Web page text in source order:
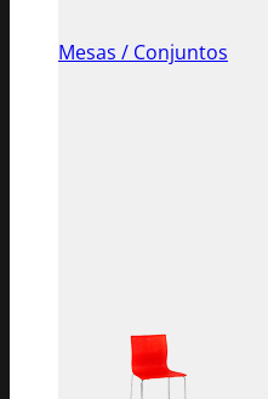
Mesas / Conjuntos